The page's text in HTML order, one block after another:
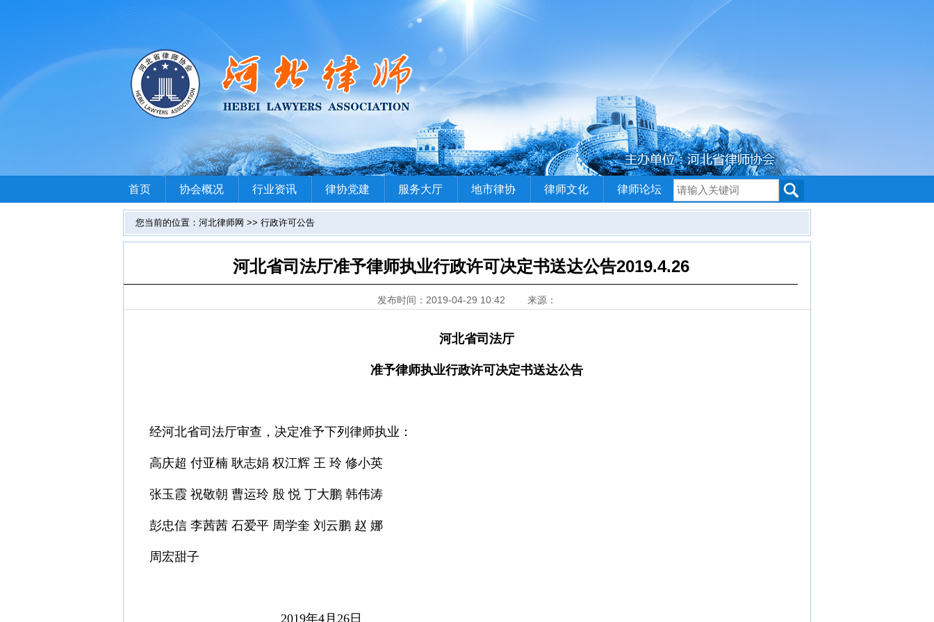
首页 协会概况 行业资讯 律协党建 服务大厅 地市律协 律师文化 律师论坛
您当前的位置：河北律师网 >> 行政许可公告
河北省司法厅准予律师执业行政许可决定书送达公告2019.4.26
发布时间：2019-04-29 10:42 来源：
河北省司法厅
准予律师执业行政许可决定书送达公告
经河北省司法厅审查，决定准予下列律师执业：
高庆超 付亚楠 耿志娟 权江辉 王 玲 修小英
张玉霞 祝敬朝 曹运玲 殷 悦 丁大鹏 韩伟涛
彭忠信 李茜茜 石爱平 周学奎 刘云鹏 赵 娜
周宏甜子
2019年4月26日